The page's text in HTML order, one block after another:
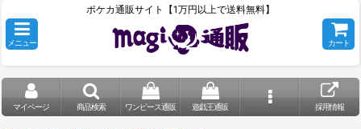
ポケカ通販サイト【1万円以上で送料無料】
メニュー カート
マイページ 商品検索 ワンピース通販 遊戯王通販 採用情報